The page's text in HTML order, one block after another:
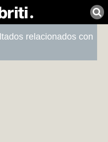
relacionados con